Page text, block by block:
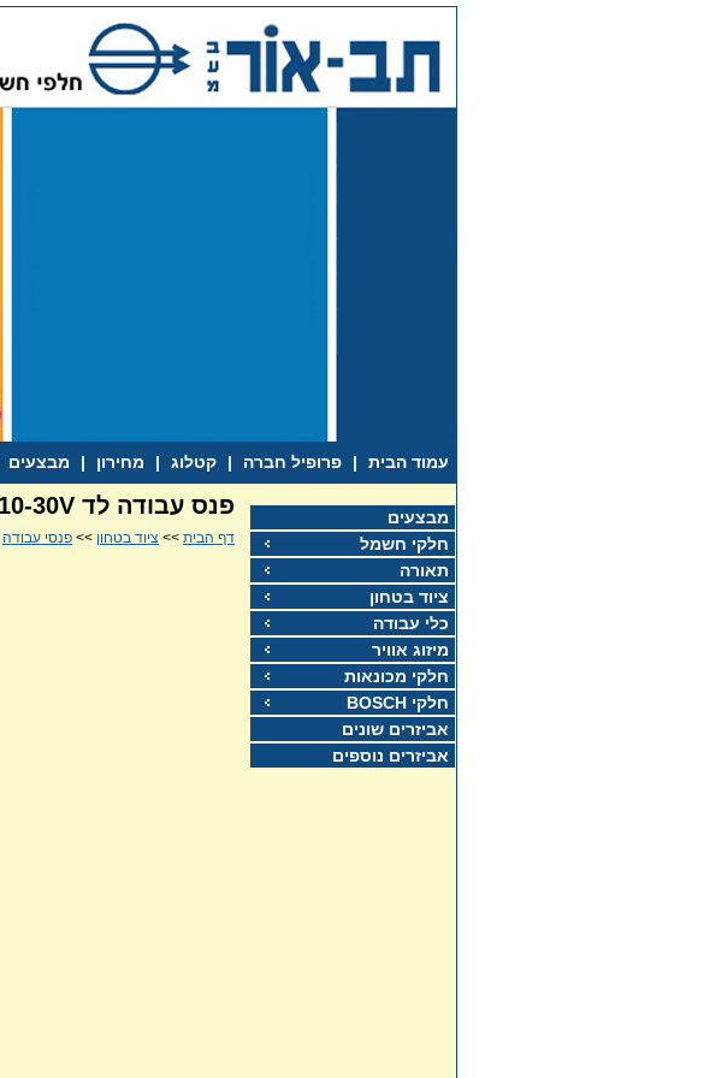
עמוד הבית | פרופיל חברה | קטלוג | מחירון | מבצעים
מבצעים
חלקי חשמל
תאורה
ציוד בטחון
כלי עבודה
מיזוג אוויר
חלקי מכונאות
חלקי BOSCH
אביזרים שונים
אביזרים נוספים
פנס עבודה לד 10-30V
דף הבית >> ציוד בטחון >> פנסי עבודה